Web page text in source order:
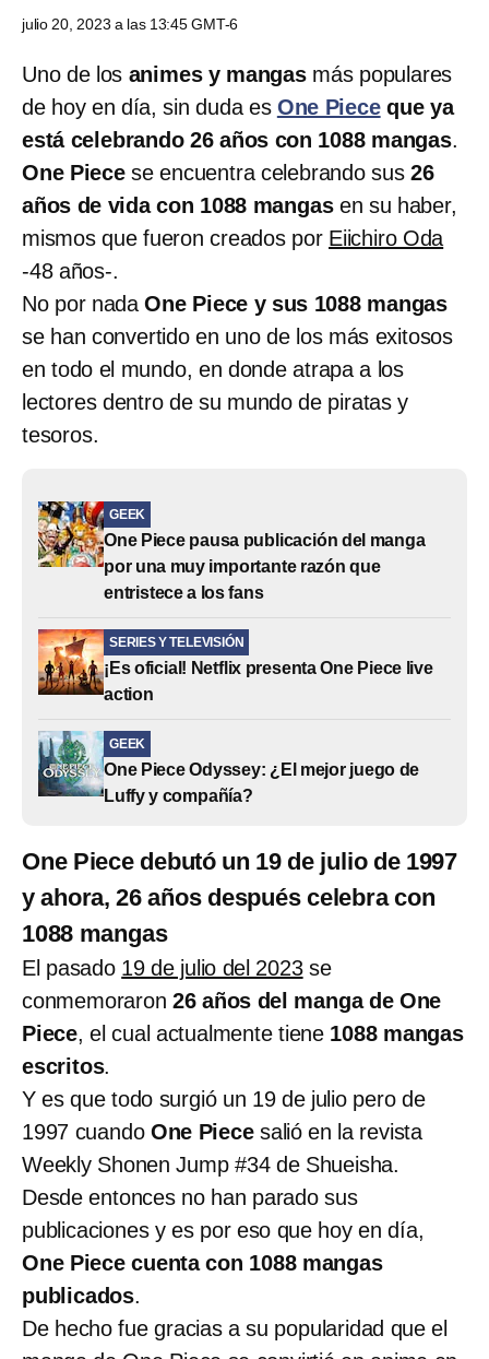
julio 20, 2023 a las 13:45 GMT-6
Uno de los animes y mangasmás populares
de hoy en día, sin duda es One Pieceque ya
está celebrando 26 años con 1088 mangas.
One Piecese encuentra celebrando sus26
años de vida con 1088 mangasen su haber,
mismos que fueron creados por Eiichiro Oda
-48 años-.
No por nadaOne Piece y sus 1088 mangas
se han convertido en uno de los más exitosos
en todo el mundo, en donde atrapa a los
lectores dentro de su mundo de piratas y
tesoros.
GEEK
One Piece pausa publicación del manga
por una muy importante razón que
entristece a los fans
SERIES Y TELEVISIÓN
¡Es oficial! Netflix presenta One Piece live
action
GEEK
One Piece Odyssey: ¿El mejor juego de
Luffy y compañía?
One Piece debutó un 19 de julio de 1997
y ahora, 26 años después celebra con
1088 mangas
El pasado 19 de julio del 2023se
conmemoraron26 años del manga de One
Piece, el cual actualmente tiene 1088 mangas
escritos.
Y es que todo surgió un 19 de julio pero de
1997 cuando One Piecesalió en la revista
Weekly Shonen Jump #34 de Shueisha.
Desde entonces no han parado sus
publicaciones y es por eso que hoy en día,
One Piece cuenta con 1088 mangas
publicados.
De hecho fue gracias a su popularidad que el